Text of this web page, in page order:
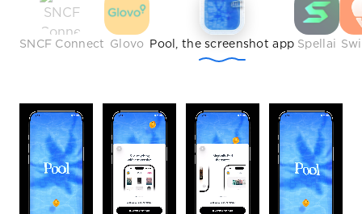
SNCF Connect Glovo Pool, the screenshot app Spellai